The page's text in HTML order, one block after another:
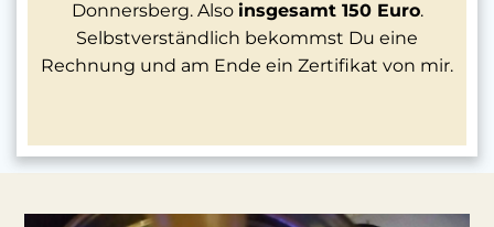
Donnersberg. Also insgesamt 150 Euro.
Selbstverständlich bekommst Du eine
Rechnung und am Ende ein Zertifikat von mir.